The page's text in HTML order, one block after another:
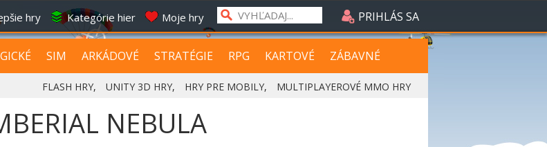
hry Kategórie hier Moje hry PRIHLÁS SA
SIM ARKÁDOVÉ STRATÉGIE RPG KARTOVÉ ZÁBAVNÉ
FLASH HRY, UNITY 3D HRY, HRY PRE MOBILY, MULTIPLAYEROVÉ MMO HRY
NEBULA